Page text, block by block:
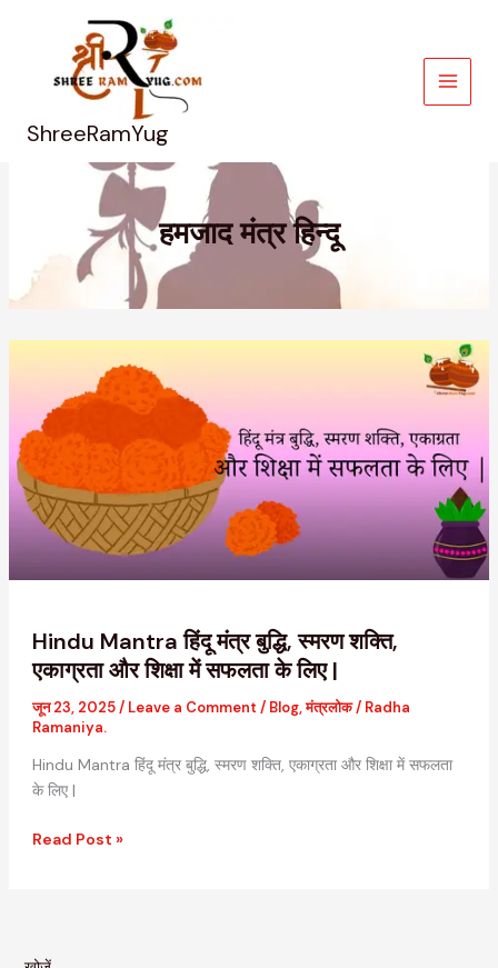
ShreeRamYug
हमजाद मंत्र हिन्दू
Hindu Mantra हिंदू मंत्र बुद्धि, स्मरण शक्ति,
एकाग्रता और शिक्षा में सफलता के लिए |
जून 23, 2025/ Leave a Comment / Blog,मंत्रलोक/ Radha
Ramaniya.
Hindu Mantra हिंदू मंत्र बुद्धि, स्मरण शक्ति, एकाग्रता और शिक्षा में सफलता
के लिए |
मंत्र
स्मरण
शक्ति,
एकाग्रता
शिक्षा
सफलता
के
लिए
|
Read Post »